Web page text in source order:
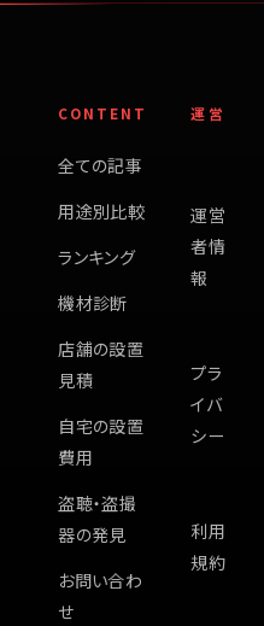
CONTENT
全ての記事
用途別比較
ランキング
機材診断
店舗の設置
見積
自宅の設置
費用
盗聴・盗撮
器の発見
お問い合わ
せ
運営
運営
者情
報
プラ
イバ
シー
利用
規約